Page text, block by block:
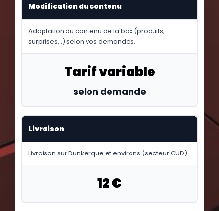
Modification du contenu
Adaptation du contenu de la box (produits,
surprises…) selon vos demandes.
Tarif variable
selon demande
Livraison
Livraison sur Dunkerque et environs (secteur CUD).
12 €